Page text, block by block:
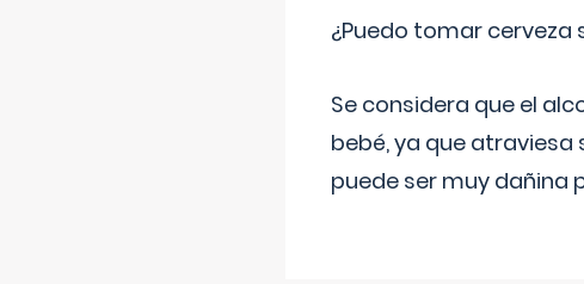
¿Puedo tomar cerveza
Se considera que el
bebé, ya que
puede ser muy dañina